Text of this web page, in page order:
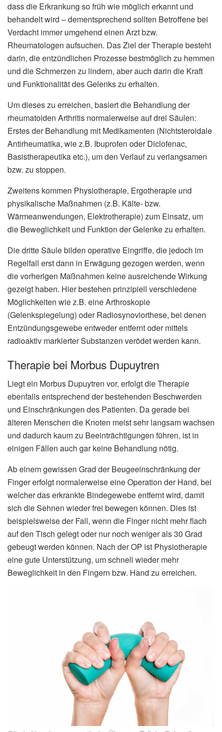
dass die Erkrankung so früh wie möglich erkannt und
behandelt wird – dementsprechend sollten Betroffene bei
Verdacht immer umgehend einen Arzt bzw.
Rheumatologen aufsuchen. Das Ziel der Therapie besteht
darin, die entzündlichen Prozesse bestmöglich zu hemmen
und die Schmerzen zu lindern, aber auch darin die Kraft
und Funktionalität des Gelenks zu erhalten.
Um dieses zu erreichen, basiert die Behandlung der
rheumatoiden Arthritis normalerweise auf drei Säulen:
Erstes der Behandlung mit Medikamenten (Nichtsteroidale
Antirheumatika, wie z.B. Ibuprofen oder Diclofenac,
Basistherapeutika etc.), um den Verlauf zu verlangsamen
bzw. zu stoppen.
Zweitens kommen Physiotherapie, Ergotherapie und
physikalische Maßnahmen (z.B. Kälte- bzw.
Wärmeanwendungen, Elektrotherapie) zum Einsatz, um
die Beweglichkeit und Funktion der Gelenke zu erhalten.
Die dritte Säule bilden operative Eingriffe, die jedoch im
Regelfall erst dann in Erwägung gezogen werden, wenn
die vorherigen Maßnahmen keine ausreichende Wirkung
gezeigt haben. Hier bestehen prinzipiell verschiedene
Möglichkeiten wie z.B. eine Arthroskopie
(Gelenkspiegelung) oder Radiosynoviorthese, bei denen
Entzündungsgewebe entweder entfernt oder mittels
radioaktiv markierter Substanzen verödet werden kann.
Therapie bei Morbus Dupuytren
Liegt ein Morbus Dupuytren vor, erfolgt die Therapie
ebenfalls entsprechend der bestehenden Beschwerden
und Einschränkungen des Patienten. Da gerade bei
älteren Menschen die Knoten meist sehr langsam wachsen
und dadurch kaum zu Beeinträchtigungen führen, ist in
einigen Fällen auch gar keine Behandlung nötig.
Ab einem gewissen Grad der Beugeeinschränkung der
Finger erfolgt normalerweise eine Operation der Hand, bei
welcher das erkrankte Bindegewebe entfernt wird, damit
sich die Sehnen wieder frei bewegen können. Dies ist
beispielsweise der Fall, wenn die Finger nicht mehr flach
auf den Tisch gelegt oder nur noch weniger als 30 Grad
gebeugt werden können. Nach der OP ist Physiotherapie
eine gute Unterstützung, um schnell wieder mehr
Beweglichkeit in den Fingern bzw. Hand zu erreichen.